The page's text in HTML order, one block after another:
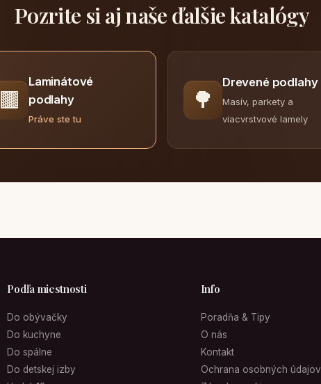
Pozrite si aj naše ďalšie katalógy
🟫
Laminátové
podlahy
Práve ste tu
🌳
Drevené podlahy
Masív, parkety a
viacvrstvové lamely
Podľa miestnosti
Do obývačky
Do kuchyne
Do spálne
Do detskej izby
Info
Poradňa & Tipy
O nás
Kontakt
Ochrana osobných údajov